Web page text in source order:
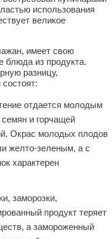
использования
великое
имеет свою
блюда из продукта.
разницу,
отдается молодым
и горчащей
Окрас молодых плодов
желто-зеленым, а с
характерен
заморозки,
продукт теряет
а замороженный